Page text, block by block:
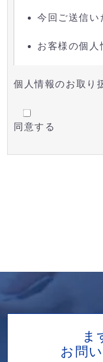
今回ご送信い
お客様の個
当社役員、従
お客様がご送信
東京都新宿区箪
個人情報のお取り
同意する
ま
お問